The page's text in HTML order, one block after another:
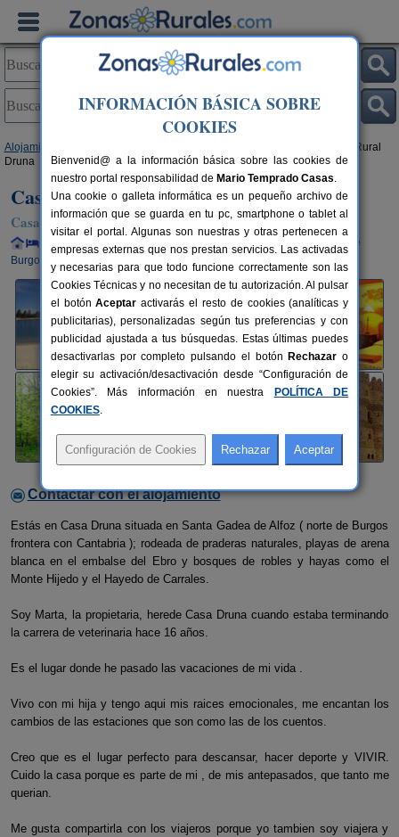
Alojamientos
> Casa Rural
Druna
Casa Rural Druna
Casa Rural en Santa Gadea de Alfoz (Burgos)
Alquiler completo y por habitaciones 10+4 plazas
75 km de
Burgos
Contactar con el alojamiento
Estás en Casa Druna situada en Santa Gadea de Alfoz ( norte de Burgos
frontera con Cantabria ); rodeada de praderas naturales, playas de arena
blanca en el embalse del Ebro y bosques de robles y hayas como el
Monte Hijedo y el Hayedo de Carrales.
Soy Marta, la propietaria, herede Casa Druna cuando estaba terminando
la carrera de veterinaria hace 16 años.
Es el lugar donde he pasado las vacaciones de mi vida .
Vivo con mi hija y tengo aqui mis raices emocionales, me encantan los
cambios de las estaciones que son como las de los cuentos.
Creo que es el lugar perfecto para descansar, hacer deporte y VIVIR.
Cuido la casa porque es parte de mi , de mis antepasados, que tanto me
querian.
Me gusta compartirla con los viajeros porque yo tambien soy viajera y
INFORMACIÓN BÁSICA SOBRE
COOKIES
Bienvenid@ a la información básica sobre las cookies de
nuestro portal responsabilidad de Mario Temprado Casas.
Una cookie o galleta informática es un pequeño archivo de
información que se guarda en tu pc, smartphone o tablet al
visitar el portal. Algunas son nuestras y otras pertenecen a
empresas externas que nos prestan servicios. Las activadas
y necesarias para que todo funcione correctamente son las
Cookies Técnicas y no necesitan de tu autorización. Al pulsar
el botónAceptar activarás el resto de cookies (analíticas y
publicitarias), personalizadas según tus preferencias y con
publicidad ajustada a tus búsquedas. Estas últimas puedes
desactivarlas por completo pulsando el botón Rechazar o
elegir su activación/desactivación desde “Configuración de
Cookies”. Más información en nuestra
POLÍTICA DE
COOKIES.